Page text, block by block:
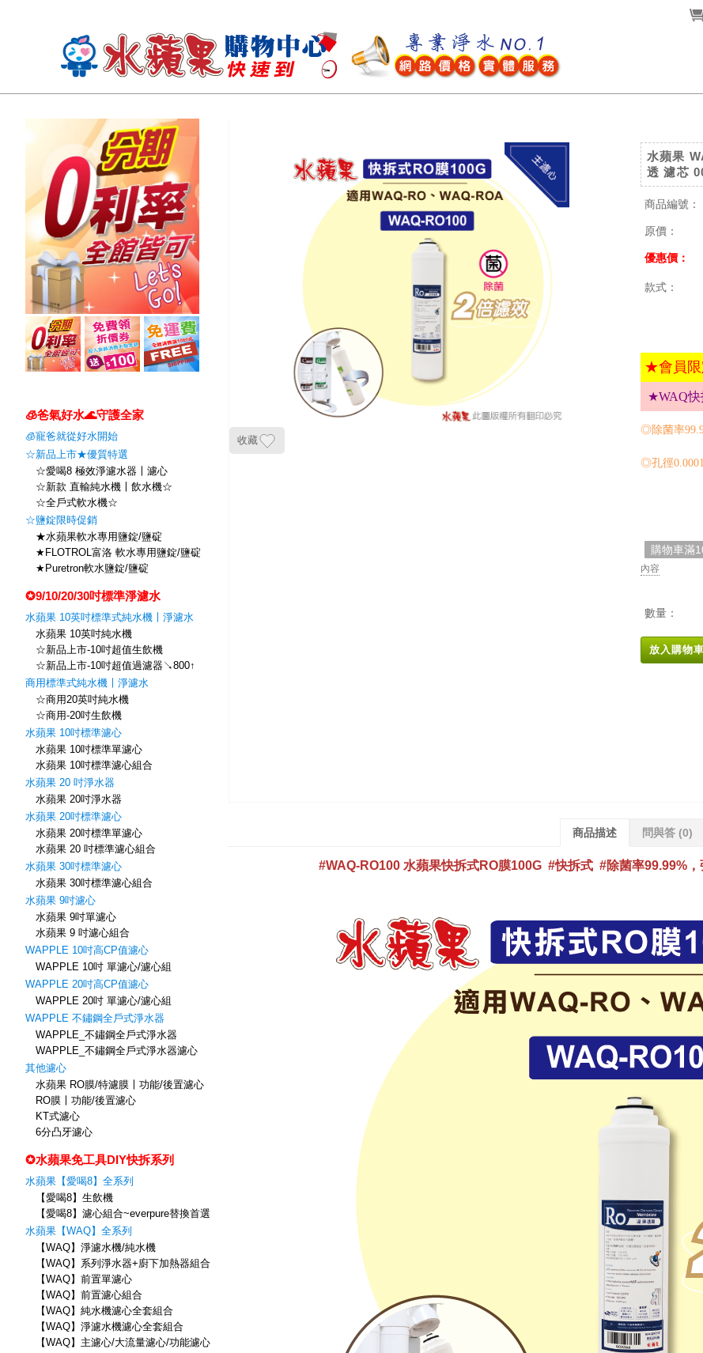
🧊爸氣好水🌊守護全家
🧊寵爸就從好水開始
☆新品上市★優質特選
☆愛喝8 極效淨濾水器〡濾心
☆新款 直輸純水機〡飲水機☆
☆全戶式軟水機☆
☆鹽錠限時促銷
★水蘋果軟水專用鹽錠/鹽碇
★FLOTROL富洛 軟水專用鹽錠/鹽碇
★Puretron軟水鹽錠/鹽碇
✪9/10/20/30吋標準淨濾水
水蘋果 10英吋標準式純水機〡淨濾水
水蘋果 10英吋純水機
☆新品上市-10吋超值生飲機
☆新品上市-10吋超值過濾器↘800↑
商用標準式純水機〡淨濾水
☆商用20英吋純水機
☆商用-20吋生飲機
水蘋果 10吋標準濾心
水蘋果 10吋標準單濾心
水蘋果 10吋標準濾心組合
水蘋果 20 吋淨水器
水蘋果 20吋淨水器
水蘋果 20吋標準濾心
水蘋果 20吋標準單濾心
水蘋果 20 吋標準濾心組合
水蘋果 30吋標準濾心
水蘋果 30吋標準濾心組合
水蘋果 9吋濾心
水蘋果 9吋單濾心
水蘋果 9 吋濾心組合
WAPPLE 10吋高CP值濾心
WAPPLE 10吋 單濾心/濾心組
WAPPLE 20吋高CP值濾心
WAPPLE 20吋 單濾心/濾心組
WAPPLE 不鏽鋼全戶式淨水器
WAPPLE_不鏽鋼全戶式淨水器
WAPPLE_不鏽鋼全戶式淨水器濾心
其他濾心
水蘋果 RO膜/特濾膜〡功能/後置濾心
RO膜〡功能/後置濾心
KT式濾心
6分凸牙濾心
✪水蘋果免工具DIY快拆系列
水蘋果【愛喝8】全系列
【愛喝8】生飲機
【愛喝8】濾心組合~everpure替換首選
水蘋果【WAQ】全系列
【WAQ】淨濾水機/純水機
【WAQ】系列淨水器+廚下加熱器組合
【WAQ】前置單濾心
【WAQ】前置濾心組合
【WAQ】純水機濾心全套組合
【WAQ】淨濾水機濾心全套組合
【WAQ】主濾心/大流量濾心/功能濾心
收藏
水蘋果
透 濾芯
商品編號：
原價：
優惠價：
款式：
★會員限
★WAQ
◎除菌率
◎孔徑
購物車滿
內容
數量：
放入購物車
商品描述 問與答 (0)